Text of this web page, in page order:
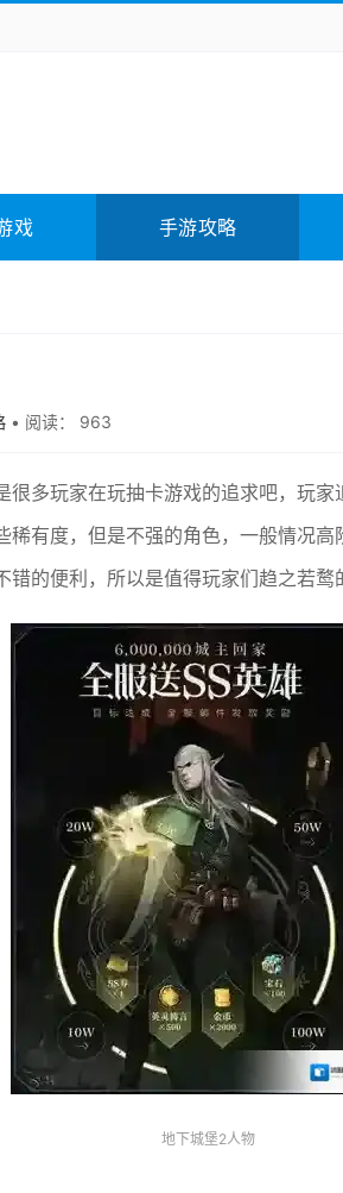
软件 安全相关 应用软件
类 综合其它
戏 手游攻略
• 阅读： 963
很多玩家在玩抽卡游戏的追求吧，玩
稀有度，但是不强的角色，一般情况
的便利，所以是值得玩家们趋之若鹜
地下城堡2人物